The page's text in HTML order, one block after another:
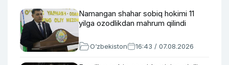
Namangan shahar sobiq hokimi 11
yilga ozodlikdan mahrum qilindi
O‘zbekiston 16:43 / 07.08.2026